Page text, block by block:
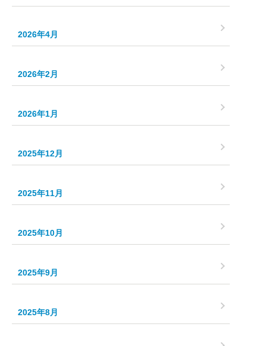
2026年4月
2026年2月
2026年1月
2025年12月
2025年11月
2025年10月
2025年9月
2025年8月